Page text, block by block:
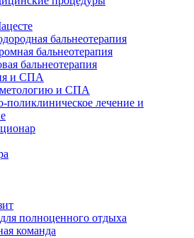
бальнеотерапия
бальнеотерапия
бальнеотерапия
и СПА
и СПА
поликлиническое лечение и
полноценного отдыха
команда